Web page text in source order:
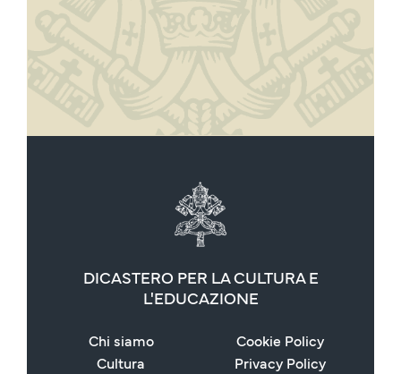
DICASTERO PER LA CULTURA E
L'EDUCAZIONE
Chi siamo
Cultura
Cookie Policy
Privacy Policy